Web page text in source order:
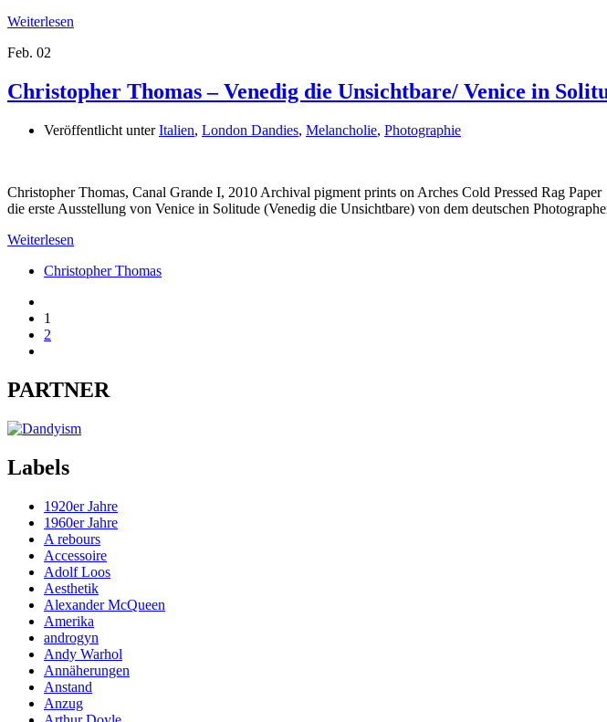
Weiterlesen
Feb. 02
Christopher Thomas – Venedig die Unsichtbare/ Venice in
Veröffentlicht unterItalien, London Dandies, Melancholie, Photographie
Christopher Thomas, Canal Grande I, 2010 Archival pigment prints on Arches Cold Pressed Rag
die erste Ausstellung von Venice in Solitude (Venedig die Unsichtbare) von dem deutschen
Weiterlesen
Christopher Thomas
1
2
PARTNER
Labels
1920er Jahre
1960er Jahre
A rebours
Accessoire
Adolf Loos
Aesthetik
Alexander McQueen
Amerika
androgyn
Andy Warhol
Annäherungen
Anstand
Anzug